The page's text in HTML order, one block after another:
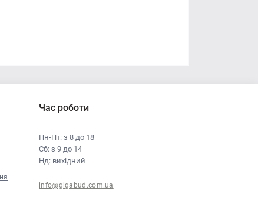
Час роботи
Пн-Пт: з 8 до 18
Сб: з 9 до 14
Нд: вихідний
info@gigabud.com.ua